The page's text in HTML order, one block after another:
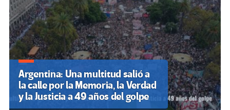
Argentina: Una multitud salió a
la calle por la Memoria, la Verdad
y la Justicia a 49 años del golpe